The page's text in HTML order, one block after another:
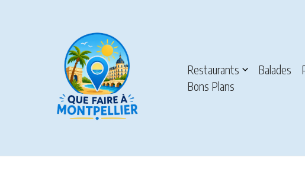
Restaurants Balades
Bons Plans